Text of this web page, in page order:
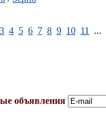
3 4 5 6 7 8 9 10 11 ...
объявления